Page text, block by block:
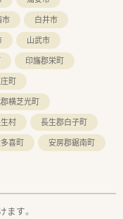
市
白井市
山武市
印旛郡栄町
町
横芝光町
村
長生郡白子町
喜町 安房郡鋸南町
す。